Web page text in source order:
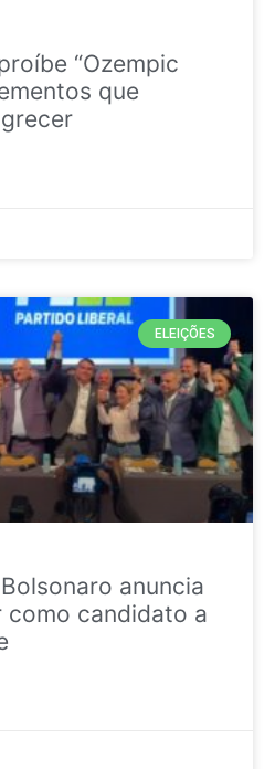
“Ozempic
que
ELEIÇÕES
anuncia
como candidato a